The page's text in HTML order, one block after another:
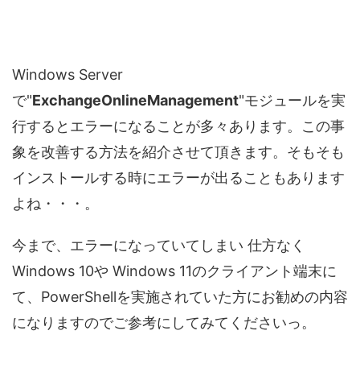
Windows Server
で"ExchangeOnlineManagement"モジュールを実
行するとエラーになることが多々あります。この事
象を改善する方法を紹介させて頂きます。そもそも
インストールする時にエラーが出ることもあります
よね・・・。
今まで、エラーになっていてしまい 仕方なく
Windows 10や Windows 11のクライアント端末に
て、PowerShellを実施されていた方にお勧めの内容
になりますのでご参考にしてみてくださいっ。